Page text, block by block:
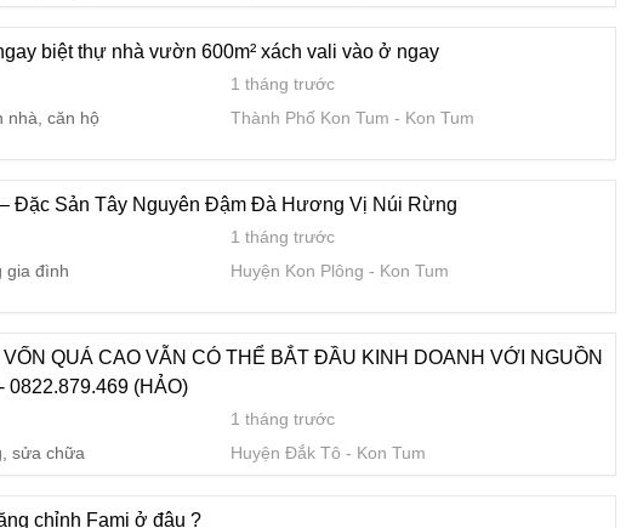
1 tháng trước
sửa chữa Huyện Đắk Tô
ở đâu ?
kiện Thành Phố Kon Tum Kon Tum
Gr70, A516 Gr70,20mm,25mm
trong nước Thành Phố Kon Tum Kon Tum
ỔN ĐỊNH? ĐỪNG BỎ QUA NGUỒN NHẬP CHẤT LƯỢNG -
1 tháng trước
biệt thự nhà vườn 600m² xách vali vào ở ngay
1 tháng trước
nhà, căn hộ Thành Phố Kon Tum Kon Tum
Đặc Sản Tây Nguyên Đậm Đà Hương Vị Núi Rừng
1 tháng trước
gia đình Huyện Kon Plông Kon Tum
VỐN QUÁ CAO VẪN CÓ THỂ BẮT ĐẦU KINH DOANH VỚI NGUỒN
0822.879.469 (HẢO)
1 tháng trước
sửa chữa Huyện Đắk Tô Kon Tum
chỉnh Fami ở đâu ?